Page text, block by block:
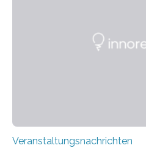
„QUAZAR“ mit insgesamt
Veranstaltungsnachrichten